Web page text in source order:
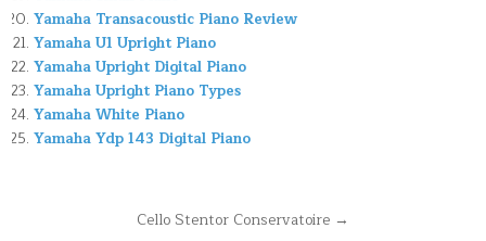
Yamaha Transacoustic Piano Review
Yamaha U1 Upright Piano
Yamaha Upright Digital Piano
Yamaha Upright Piano Types
Yamaha White Piano
Yamaha Ydp 143 Digital Piano
NavegaciónCello Stentor Conservatoire →